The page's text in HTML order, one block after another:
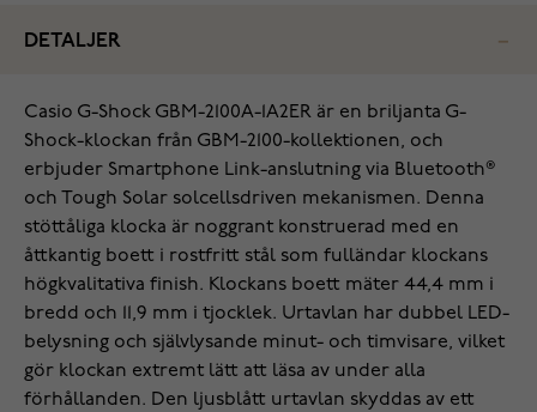
DETALJER
Casio G-Shock GBM-2100A-1A2ER är en briljanta G-
Shock-klockan från GBM-2100-kollektionen, och
erbjuder Smartphone Link-anslutning via Bluetooth®
och Tough Solar solcellsdriven mekanismen. Denna
stöttåliga klocka är noggrant konstruerad med en
åttkantig boett i rostfritt stål som fulländar klockans
högkvalitativa finish. Klockans boett mäter 44,4 mm i
bredd och 11,9 mm i tjocklek. Urtavlan har dubbel LED-
belysning och självlysande minut- och timvisare, vilket
gör klockan extremt lätt att läsa av under alla
förhållanden. Den ljusblått urtavlan skyddas av ett